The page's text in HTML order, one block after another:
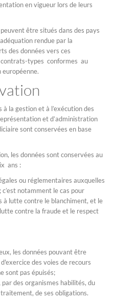
en vigueur lors de leurs
être situés dans des pays
rendue par la
des données vers ces
types conformes au
la gestion et à l’exécution des
et d’administration
sont conservées en base
les données sont conservées au
ans :
ou réglementaires auxquelles
c’est notamment le cas pour
à lutte contre le blanchiment, et le
contre la fraude et le respect
les données pouvant être
des voies de recours
sont pas épuisés;
des organismes habilités, du
de ses obligations.